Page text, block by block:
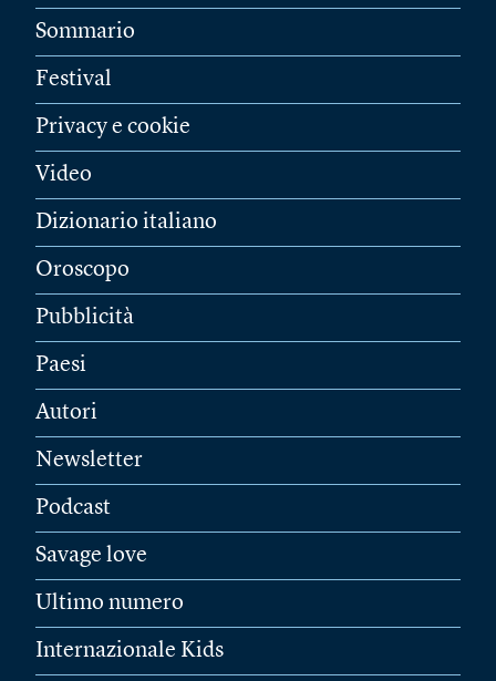
Sommario
Festival
Privacy e cookie
Video
Dizionario italiano
Oroscopo
Pubblicità
Paesi
Autori
Newsletter
Podcast
Savage love
Ultimo numero
Internazionale Kids